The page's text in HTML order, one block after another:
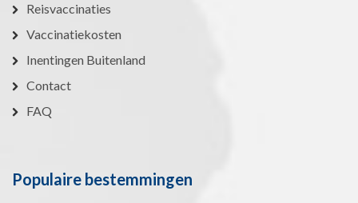
Reisvaccinaties
Vaccinatiekosten
Inentingen Buitenland
Contact
FAQ
Populaire bestemmingen